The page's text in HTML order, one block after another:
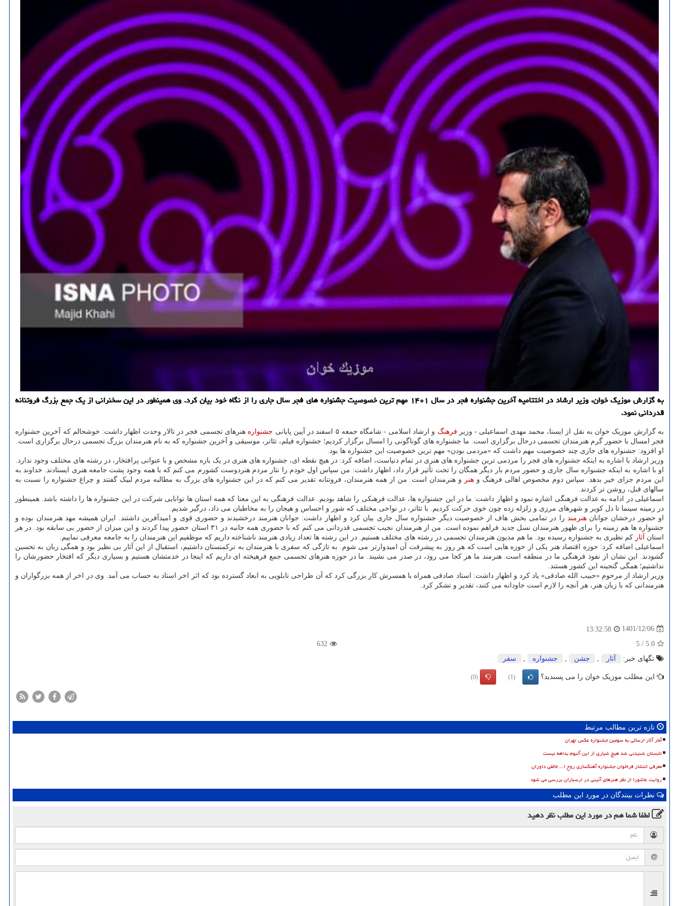
به گزارش موزیک خوان، وزیر ارشاد در اختتامیه آخرین جشنواره فجر در سال ۱۴۰۱ مهم ترین خصوصیت جشنواره های فجر سال جاری را از نگاه خود بیان کرد. وی همینطور در این سخنرانی از یک جمع بزرگ فروتنانه
قدردانی نمود.
به گزارش موزیک خوان به نقل از ایسنا، محمد مهدی اسماعیلی - وزیر فرهنگ و ارشاد اسلامی - شامگاه جمعه ۵ اسفند در آیین پایانی جشنواره هنرهای تجسمی فجر در تالار وحدت اظهار داشت: خوشحالم که آخرین جشنواره
فجر امسال با حضور گرم هنرمندان تجسمی درحال برگزاری است. ما جشنواره های گوناگونی را امسال برگزار کردیم؛ جشنواره فیلم، تئاتر، موسیقی و آخرین جشنواره که به نام هنرمندان بزرگ تجسمی درحال برگزاری است.
او افزود: جشنواره های جاری چند خصوصیت مهم داشت که «مردمی بودن» مهم ترین خصوصیت این جشنواره ها بود.
وزیر ارشاد با اشاره به اینکه جشنواره های فجر را مردمی ترین جشنواره های هنری در تمام دنیاست، اضافه کرد: در هیچ نقطه ای، جشنواره های هنری در یک بازه مشخص و با عنوانی پرافتخار، در رشته های مختلف وجود ندارد.
او با اشاره به اینکه جشنواره سال جاری و حضور مردم بار دیگر همگان را تحت تأثیر قرار داد، اظهار داشت: من سپاس اول خودم را نثار مردم هنردوست کشورم می کنم که با همه وجود پشت جامعه هنری ایستادند. خداوند به
این مردم جزای خیر بدهد. سپاس دوم مخصوص اهالی فرهنگ و هنر
و هنرمندان است. من از همه هنرمندان، فروتنانه تقدیر می کنم که در این جشنواره های بزرگ به مطالبه مردم لبیک گفتند و چراغ جشنواره را نسبت به
سالهای قبل، روشن تر کردند.
اسماعیلی در ادامه به عدالت فرهنگی اشاره نمود و اظهار داشت: ما در این جشنواره ها، عدالت فرهنکی را شاهد بودیم. عدالت فرهنگی به این معنا که همه استان ها توانایی شرکت در این جشنواره ها را داشته باشد. همینطور
در زمینه سینما تا دل کویر و شهرهای مرزی و زلزله زده چون خوی حرکت کردیم. با تئاتر، در نواحی مختلف که شور و احساس و هیجان را به مخاطبان می داد، درگیر شدیم.
او حضور درخشان جوانانهنرمند را در تمامی بخش هاف از خصوصیت دیگر جشنواره سال جاری بیان کرد و اظهار داشت: جوانان هنرمند درخشیدند و حضوری قوی و امیدآفرین داشتند. ایران همیشه مهد هنرمندان بوده و
جشنواره ها هم زمینه را برای ظهور هنرمندان نسل جدید فراهم نموده است. من از هنرمندان نجیب تجسمی قدردانی می کنم که با حضوری همه جانبه در ۳۱ استان حضور پیدا کردند و این میزان از حضور بی سابقه بود. در هر
استان آثار کم نظیری به جشنواره رسیده بود. ما هم مدیون هنرمندان تجسمی در رشته های مختلف هستیم. در این رشته ها تعداد زیادی هنرمند ناشناخته داریم که موظفیم این هنرمندان را به جامعه معرفی نماییم.
اسماعیلی اضافه کرد: حوزه اقتصاد هنر یکی از حوزه هایی است که هر روز به پیشرفت آن امیدوارتر می شوم. به تازگی که سفری با هنرمندان به ترکمنستان داشتیم، استقبال از این آثار بی نظیر بود و همگی زبان به تحسین
گشودند. این نشان از نفوذ فرهنگی ما در منطقه است. هنرمند ما هر کجا می رود، در صدر می نشیند. ما در حوزه هنرهای تجسمی جمع فرهیخته ای داریم که اینجا در خدمتشان هستیم و بسیاری دیگر که افتخار حضورشان را
نداشتیم؛ همگی گنجینه این کشور هستند.
وزیر ارشاد از مرحوم «حبیب الله صادقی» یاد کرد و اظهار داشت: استاد صادقی همراه با همسرش کار بزرگی کرد که آن طراحی تابلویی به ابعاد گسترده بود که اثر اخر استاد به حساب می آمد. وی در اخر از همه بزرگواران و
هنرمندانی که با زبان هنر، هر آنچه را لازم است جاودانه می کنند، تقدیر و تشکر کرد.
1401/12/06
13:32:58
5.0
/
5
632
تگهای خبر:
آثار جشن جشنواره سفر
این مطلب موزیک خوان را می پسندید؟ (1)
(0)
تازه ترین مطالب مرتبط
آمار آثار ارسالی به سومین جشنواره عکس تهران
تابستان شنیدنی شد هیچ شیاری از این آلبوم بداهه نیست
معرفی انتشار فراخوان جشنواره آهنگسازی روح ا... خالقی داوران
روایت عاشورا از نظر هنرهای آئینی در ارسباران بررسی می شود
نظرات بینندگان در مورد این مطلب
لطفا شما همدر مورد این مطلبنظر دهید